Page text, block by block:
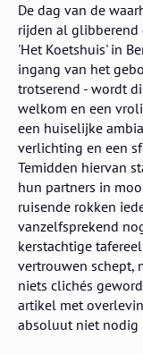
De dag van de
rijden al glibberend
'Het Koetshuis' in
ingang van het
trotserend - wordt
welkom en een
een huiselijke
verlichting en een
Temidden hiervan
hun partners in
ruisende rokken
vanzelfsprekend
kerstachtige
vertrouwen schept,
niets clichés
artikel met
absoluut niet nodig